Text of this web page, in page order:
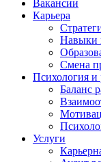
Вакансии
Карьера
Навыки
Смена
Психология и
Баланс
Услуги